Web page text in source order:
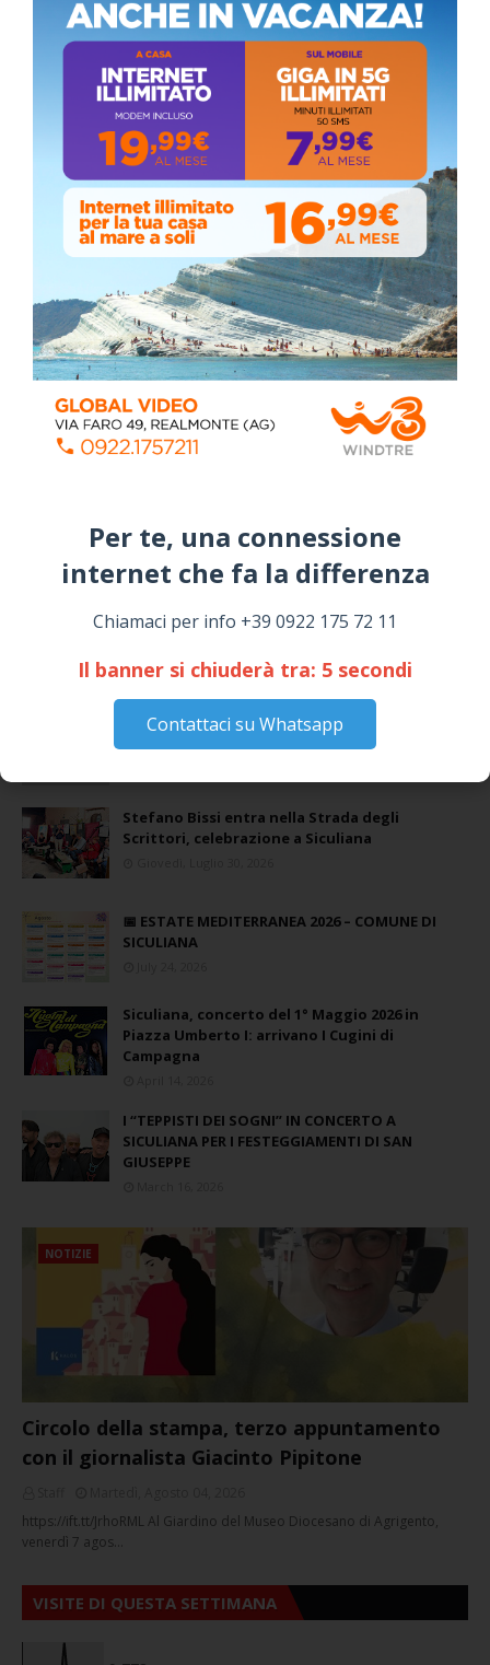
Per te, una connessione
internet che fa la differenza​
Chiamaci per info +39 0922 175 72 11
Il banner si chiuderà tra: 4 secondi
Contattaci su Whatsapp
ALMANACCO DEL GIORNO
Stefano Bissi entra nella Strada degli
Giovedì, Luglio 30, 2026
La pandemia covid nella provincia agrigentina,
Stefano Bissi entra nella Strada degli
Scrittori, celebrazione a Siculiana
📅 ESTATE MEDITERRANEA 2026 – COMUNE DI
SICULIANA
Siculiana, concerto del 1° Maggio 2026 in
Piazza Umberto I: arrivano I Cugini di
Campagna
I “TEPPISTI DEI SOGNI” IN CONCERTO A
SICULIANA PER I FESTEGGIAMENTI DI SAN
GIUSEPPE
NOTIZIE
Circolo della stampa, terzo appuntamento
con il giornalista Giacinto Pipitone
https://ift.tt/JrhoRML Al Giardino del Museo Diocesano di Agrigento,
venerdì 7 agos…
VISITE DI QUESTA SETTIMANA